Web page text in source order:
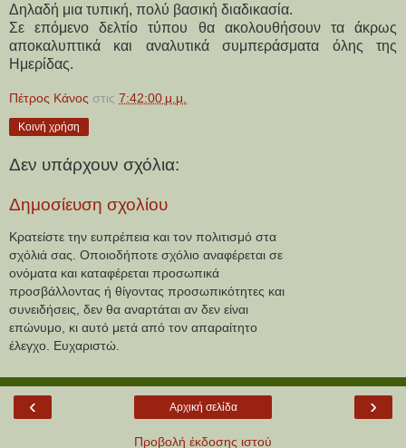
Δηλαδή μια τυπική, πολύ βασική διαδικασία.
Σε επόμενο δελτίο τύπου θα ακολουθήσουν τα άκρως
αποκαλυπτικά και αναλυτικά συμπεράσματα όλης της
Ημερίδας.
Πέτρος Κάνος στις 7:42:00 μ.μ.
Κοινή χρήση
Δεν υπάρχουν σχόλια:
Δημοσίευση σχολίου
Κρατείστε την ευπρέπεια και τον πολιτισμό στα
σχόλιά σας. Οποιοδήποτε σχόλιο αναφέρεται σε
ονόματα και καταφέρεται προσωπικά
προσβάλλοντας ή θίγοντας προσωπικότητες και
συνειδήσεις, δεν θα αναρτάται αν δεν είναι
επώνυμο, κι αυτό μετά από τον απαραίτητο
έλεγχο. Ευχαριστώ.
‹ ›
Αρχική σελίδα
Προβολή έκδοσης ιστού